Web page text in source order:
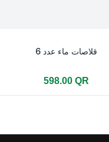
قلاصات ماء عدد 6
598.00 QR